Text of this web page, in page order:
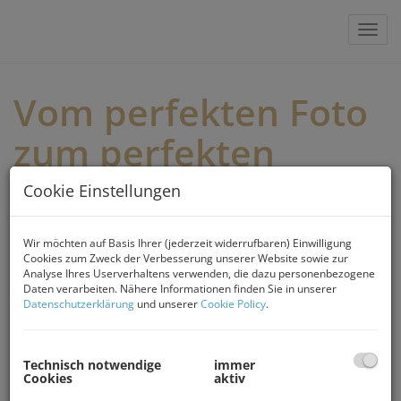
Vom perfekten Foto
zum perfekten
Zuhause – jetzt zum
Nachhören auf
Radio Agora
06.05.2026, 22:16
Moosburg“ auf Radio Agora sein – und die Sendung kann ab
sofort online nachgehört werden.
Cookie Einstellungen
Wir möchten auf Basis Ihrer (jederzeit widerrufbaren) Einwilligung
Cookies zum Zweck der Verbesserung unserer Website sowie zur
Analyse Ihres Userverhaltens verwenden, die dazu personenbezogene
Daten verarbeiten. Nähere Informationen finden Sie in unserer
Datenschutzerklärung und unsererCookie Policy.
Technisch notwendige
Cookies
immer
aktiv